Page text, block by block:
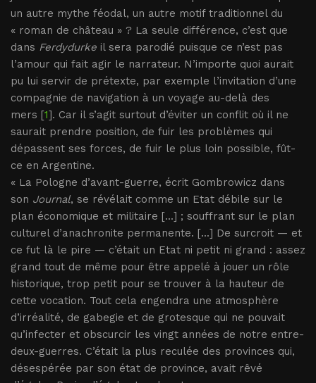
un autre mythe féodal, un autre motif traditionnel du
« roman de château » ? La seule différence, c’est que
dans Ferdydurke il sera parodié puisque ce n’est pas
l’amour qui fait agir le narrateur. N’importe quoi aurait
pu lui servir de prétexte, par exemple l’invitation d’une
compagnie de navigation à un voyage au-delà des
mers [1]. Car il s’agit surtout d’éviter un conflit où il ne
saurait prendre position, de fuir les problèmes qui
dépassent ses forces, de fuir le plus loin possible, fût-
ce en Argentine.
« La Pologne d’avant-guerre, écrit Gombrowicz dans
son Journal, se révélait comme un Etat débile sur le
plan économique et militaire [...] ; souffrant sur le plan
culturel d’anachronite permanente. [...] De surcroit — et
ce fut là le pire — c’était un Etat ni petit ni grand : assez
grand tout de même pour être appelé à jouer un rôle
historique, trop petit pour se trouver à la hauteur de
cette vocation. Tout cela engendra une atmosphère
d’irréalité, de gabegie et de grotesque qui ne pouvait
qu’infecter et obscurcir les vingt années de notre entre-
deux-guerres. C’était la plus reculée des provinces qui,
désespérée par son état de province, avait rêvé